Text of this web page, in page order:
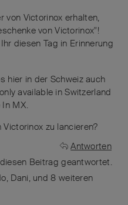
von Victorinox erhalten,
von Victorinox"!
diesen Tag in Erinnerung
hier in der Schweiz auch
available in Switzerland
MX.
zu lancieren?
Antworten
Beitrag geantwortet.
, Dani, und8 weiteren